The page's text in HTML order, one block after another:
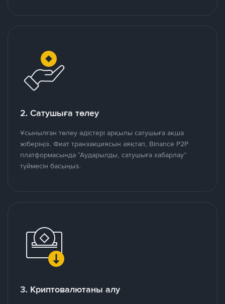
2. Сатушыға төлеу
Ұсынылған төлеу әдістері арқылы сатушыға ақша
жіберіңіз. Фиат транзакциясын аяқтап, Binance P2P
платформасында “Аударылды, сатушыға хабарлау”
түймесін басыңыз.
3. Криптовалютаны алу